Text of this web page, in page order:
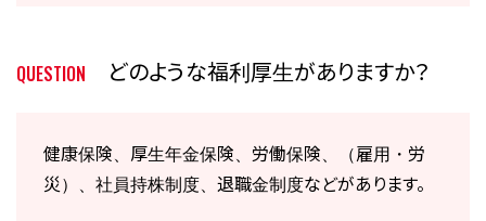
QUESTION どのような福利厚生がありますか？
健康保険、厚生年金保険、労働保険、（雇用・労
災）、社員持株制度、退職金制度などがあります。